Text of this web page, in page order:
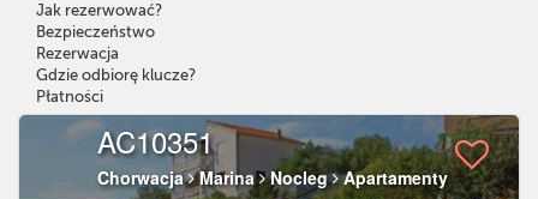
Jak rezerwować?
Bezpieczeństwo
Rezerwacja
Gdzie odbiorę klucze?
Płatności
AC10351
Chorwacja Marina Nocleg Apartamenty